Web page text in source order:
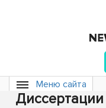
Меню сайта